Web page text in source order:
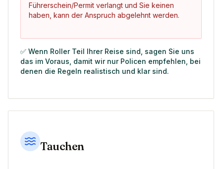
Führerschein/Permit verlangt und Sie keinen
haben, kann der Anspruch abgelehnt werden.
✅ Wenn Roller Teil Ihrer Reise sind, sagen Sie uns
das im Voraus, damit wir nur Policen empfehlen, bei
denen die Regeln realistisch und klar sind.
Tauchen